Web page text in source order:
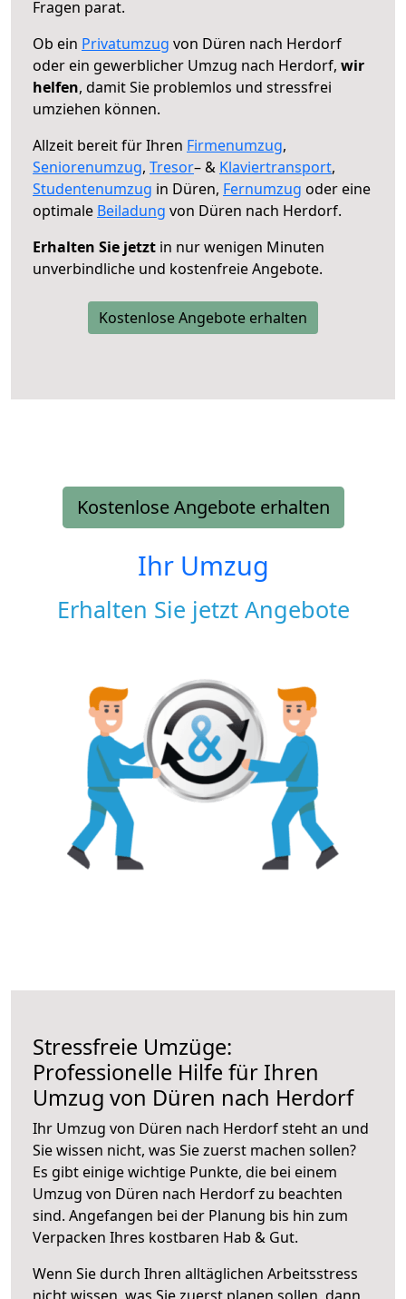
Fragen parat.
Ob ein Privatumzug von Düren nach Herdorf
oder ein gewerblicher Umzug nach Herdorf, wir
helfen, damit Sie problemlos und stressfrei
umziehen können.
Allzeit bereit für Ihren Firmenumzug,
Seniorenumzug, Tresor– & Klaviertransport,
Studentenumzug in Düren, Fernumzug oder eine
optimale Beiladung von Düren nach Herdorf.
Erhalten Sie jetzt in nur wenigen Minuten
unverbindliche und kostenfreie Angebote.
Kostenlose Angebote erhalten
Kostenlose Angebote erhalten
Ihr Umzug
Erhalten Sie jetzt Angebote
Stressfreie Umzüge:
Professionelle Hilfe für Ihren
Umzug von Düren nach Herdorf
Ihr Umzug von Düren nach Herdorf steht an und
Sie wissen nicht, was Sie zuerst machen sollen?
Es gibt einige wichtige Punkte, die bei einem
Umzug von Düren nach Herdorf zu beachten
sind. Angefangen bei der Planung bis hin zum
Verpacken Ihres kostbaren Hab & Gut.
Wenn Sie durch Ihren alltäglichen Arbeitsstress